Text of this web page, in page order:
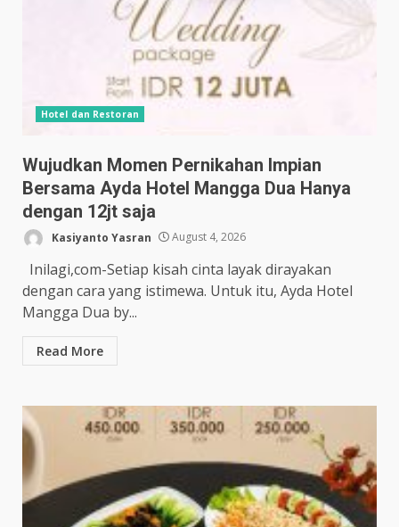
Hotel dan Restoran
Wujudkan Momen Pernikahan Impian
Bersama Ayda Hotel Mangga Dua Hanya
dengan 12jt saja
Kasiyanto Yasran August 4, 2026
Inilagi,com-Setiap kisah cinta layak dirayakan
dengan cara yang istimewa. Untuk itu, Ayda Hotel
Mangga Dua by...
Read More